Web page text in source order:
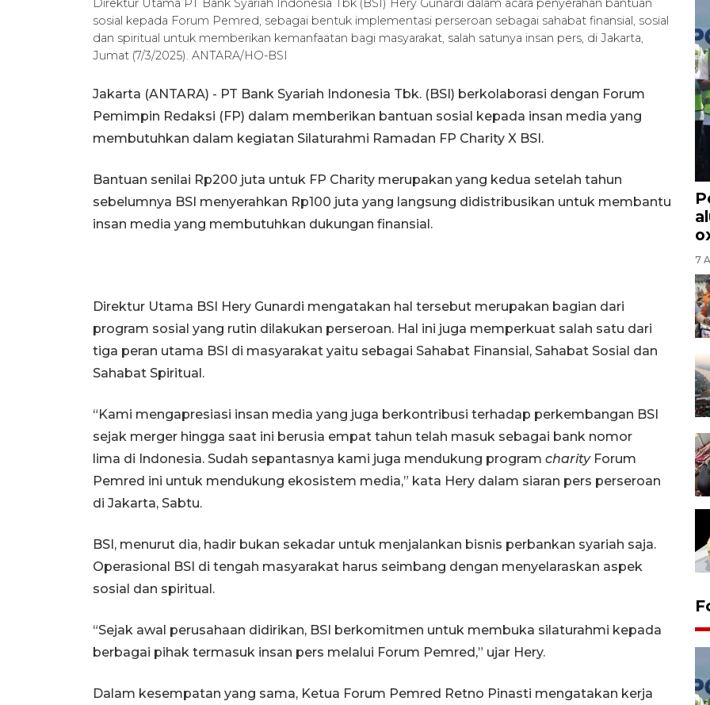
Direktur Utama PT Bank Syariah Indonesia Tbk (BSI) Hery Gunardi dalam acara penyerahan bantuan
sosial kepada Forum Pemred, sebagai bentuk implementasi perseroan sebagai sahabat finansial, sosial
dan spiritual untuk memberikan kemanfaatan bagi masyarakat, salah satunya insan pers, di Jakarta,
Jumat (7/3/2025). ANTARA/HO-BSI
Jakarta (ANTARA) - PT Bank Syariah Indonesia Tbk. (BSI) berkolaborasi dengan Forum
Pemimpin Redaksi (FP) dalam memberikan bantuan sosial kepada insan media yang
membutuhkan dalam kegiatan Silaturahmi Ramadan FP Charity X BSI.
Bantuan senilai Rp200 juta untuk FP Charity merupakan yang kedua setelah tahun
sebelumnya BSI menyerahkan Rp100 juta yang langsung didistribusikan untuk membantu
insan media yang membutuhkan dukungan finansial.
Direktur Utama BSI Hery Gunardi mengatakan hal tersebut merupakan bagian dari
program sosial yang rutin dilakukan perseroan. Hal ini juga memperkuat salah satu dari
tiga peran utama BSI di masyarakat yaitu sebagai Sahabat Finansial, Sahabat Sosial dan
Sahabat Spiritual.
“Kami mengapresiasi insan media yang juga berkontribusi terhadap perkembangan BSI
sejak merger hingga saat ini berusia empat tahun telah masuk sebagai bank nomor
lima di Indonesia. Sudah sepantasnya kami juga mendukung program charityForum
Pemred ini untuk mendukung ekosistem media,” kata Hery dalam siaran pers perseroan
di Jakarta, Sabtu.
BSI, menurut dia, hadir bukan sekadar untuk menjalankan bisnis perbankan syariah saja.
Operasional BSI di tengah masyarakat harus seimbang dengan menyelaraskan aspek
sosial dan spiritual.
“Sejak awal perusahaan didirikan, BSI berkomitmen untuk membuka silaturahmi kepada
berbagai pihak termasuk insan pers melalui Forum Pemred,” ujar Hery.
Dalam kesempatan yang sama, Ketua Forum Pemred Retno Pinasti mengatakan kerja
7